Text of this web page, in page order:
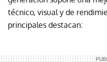
técnico, visual y de
principales destacan: